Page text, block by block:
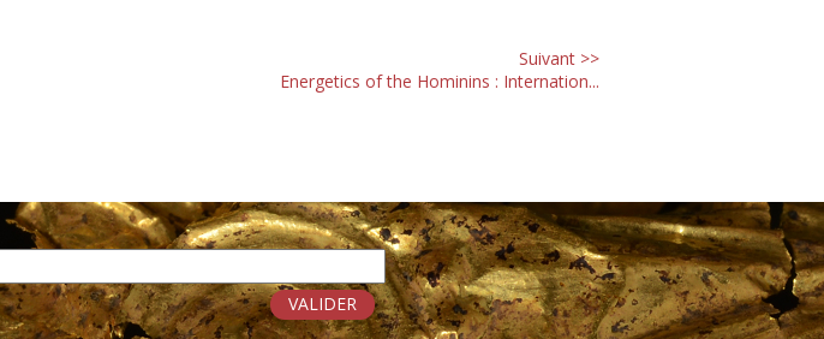
Suivant >>
Energetics of the Hominins : Internation...